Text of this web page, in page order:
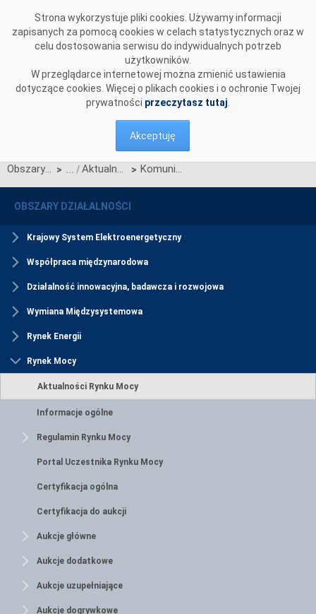
Strona wykorzystuje pliki cookies. Używamy informacji
zapisanych za pomocą cookies w celach statystycznych oraz w
celu dostosowania serwisu do indywidualnych potrzeb
użytkowników.
W przeglądarce internetowej można zmienić ustawienia
dotyczące cookies. Więcej o plikach cookies i o ochronie Twojej
prywatności przeczytasz tutaj
Akceptuję
Obszary działalności > Aktualności Rynku Mocy > Komunikat Polskich Sieci Elektroenergetycznych S.A. w sprawie zatwierdzenia przez Prezesa Urzędu Regulacji Energetyki zmian Regulaminu rynku mocy określonych w Karcie aktualizacji nr RRM/Z/10A/2024
OBSZARY DZIAŁALNOŚCI
Krajowy System Elektroenergetyczny
Współpraca międzynarodowa
Działalność innowacyjna, badawcza i rozwojowa
Wymiana Międzysystemowa
Rynek Energii
Rynek Mocy
Aktualności Rynku Mocy
Informacje ogólne
Regulamin Rynku Mocy
Portal Uczestnika Rynku Mocy
Certyfikacja ogólna
Certyfikacja do aukcji
Aukcje główne
Aukcje dodatkowe
Aukcje uzupełniające
Aukcje dogrywkowe